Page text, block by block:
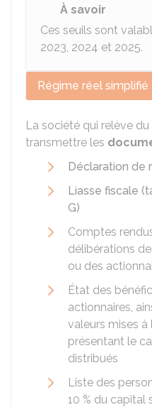
À savoir
Ces seuils sont
2023, 2024 et 2025.
Régime réel simplifié
La société qui relève
transmettre les
Déclaration de
Liasse fiscale
G)
Comptes
délibérations
ou des
État des
actionnaires,
valeurs mises
présentant le
distribués
Liste des
10 % du capital